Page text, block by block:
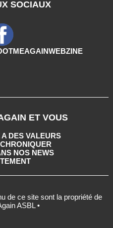
SOCIAUX
ET VOUS
DES VALEURS
NOS NEWS
de ce site sont la propriété de
ASBL •